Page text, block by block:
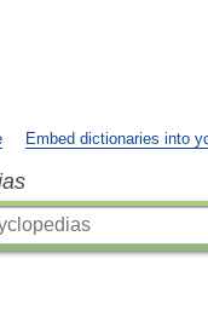
Embed dictionaries into